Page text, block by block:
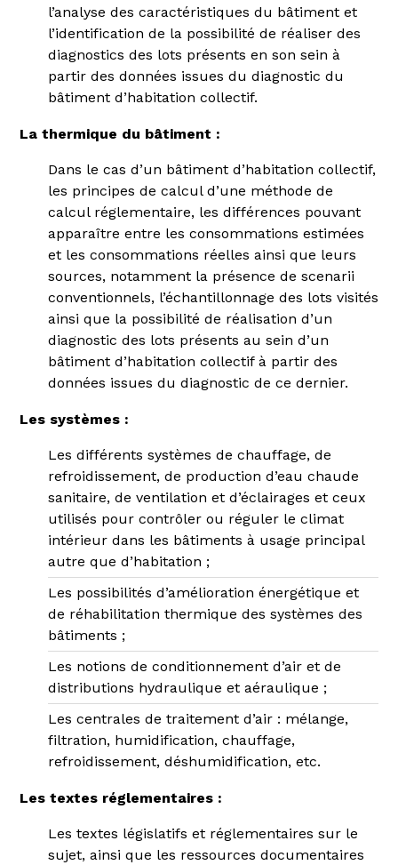
l’analyse des caractéristiques du bâtiment et
l’identification de la possibilité de réaliser des
diagnostics des lots présents en son sein à
partir des données issues du diagnostic du
bâtiment d’habitation collectif.
La thermique du bâtiment :
Dans le cas d’un bâtiment d’habitation collectif,
les principes de calcul d’une méthode de
calcul réglementaire, les différences pouvant
apparaître entre les consommations estimées
et les consommations réelles ainsi que leurs
sources, notamment la présence de scenarii
conventionnels, l’échantillonnage des lots visités
ainsi que la possibilité de réalisation d’un
diagnostic des lots présents au sein d’un
bâtiment d’habitation collectif à partir des
données issues du diagnostic de ce dernier.
Les systèmes :
Les différents systèmes de chauffage, de
refroidissement, de production d’eau chaude
sanitaire, de ventilation et d’éclairages et ceux
utilisés pour contrôler ou réguler le climat
intérieur dans les bâtiments à usage principal
autre que d’habitation ;
Les possibilités d’amélioration énergétique et
de réhabilitation thermique des systèmes des
bâtiments ;
Les notions de conditionnement d’air et de
distributions hydraulique et aéraulique ;
Les centrales de traitement d’air : mélange,
filtration, humidification, chauffage,
refroidissement, déshumidification, etc.
Les textes réglementaires :
Les textes législatifs et réglementaires sur le
sujet, ainsi que les ressources documentaires